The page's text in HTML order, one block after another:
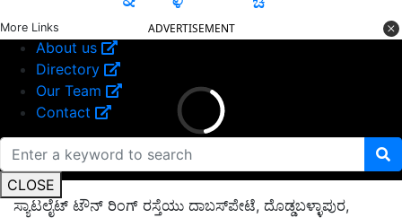
More Links
About us
Directory
Our Team
Contact
CLOSE
ADVERTISEMENT
ಸ್ಯಾಟಲೈಟ್‌ ಟೌನ್‌ ರಿಂಗ್‌ ರಸ್ತೆಯು ದಾಬಸ್‌ಪೇಟೆ, ದೊಡ್ಡಬಳ್ಳಾಪುರ,